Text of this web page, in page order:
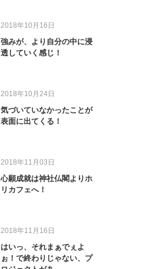
2018年10月16日
強みが、より自分の中に浸
透していく感じ！
2018年10月24日
気づいていなかったことが
表面に出てくる！
2018年11月03日
心願成就は神社仏閣よりホ
リカフェへ！
2018年11月16日
はいっ、それまぁでぇよ
ぉ！で終わりじゃない、プ